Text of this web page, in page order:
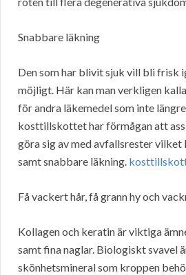
Snabbare läkning
Den som har blivit sjuk vill bli frisk
möjligt. Här kan man verkligen
för andra läkemedel som inte
kosttillskottet har förmågan att
göra sig av med avfallsrester
samt snabbare läkning.
Få vackert hår, få grann hy och
Kollagen och keratin är viktiga
samt fina naglar. Biologiskt svavel
skönhetsmineral som kroppen